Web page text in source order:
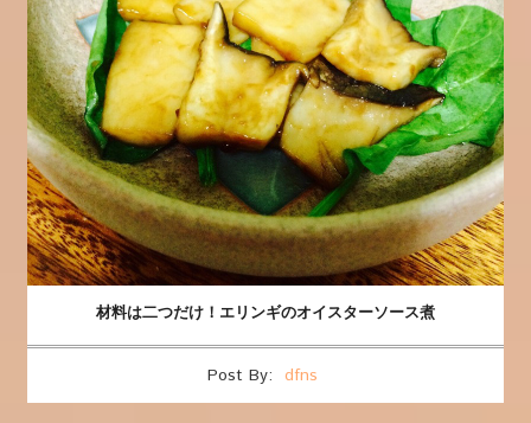
材料は二つだけ！エリンギのオイスターソース煮
Post By: dfns